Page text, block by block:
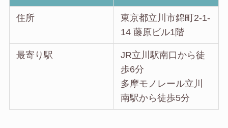
住所
東京都立川市錦町2-1-
14 藤原ビル1階
最寄り駅
JR立川駅南口から徒
歩6分
多摩モノレール立川
南駅から徒歩5分